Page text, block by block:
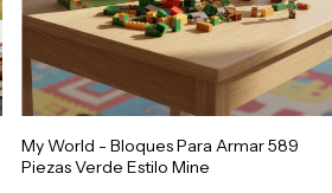
My World - Bloques Para Armar 589
Piezas Verde Estilo Mine